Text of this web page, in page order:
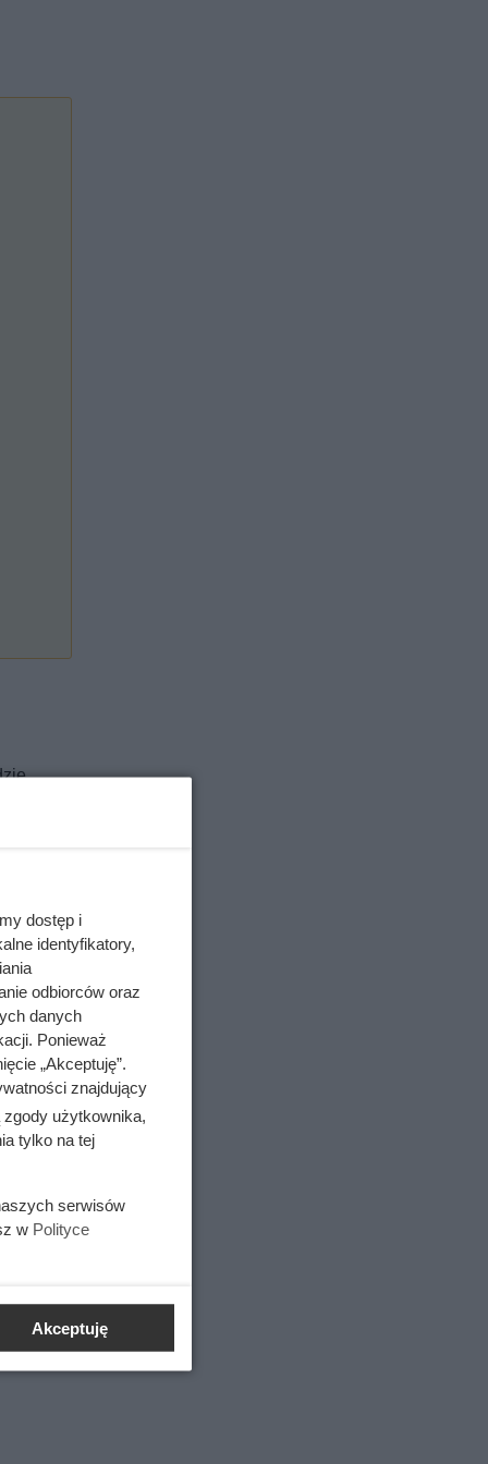
dostęp i
identyfikatory,
odbiorców oraz
danych
Ponieważ
„Akceptuję”.
znajdujący
użytkownika,
tylko na tej
serwisów
w Polityce
Akceptuję